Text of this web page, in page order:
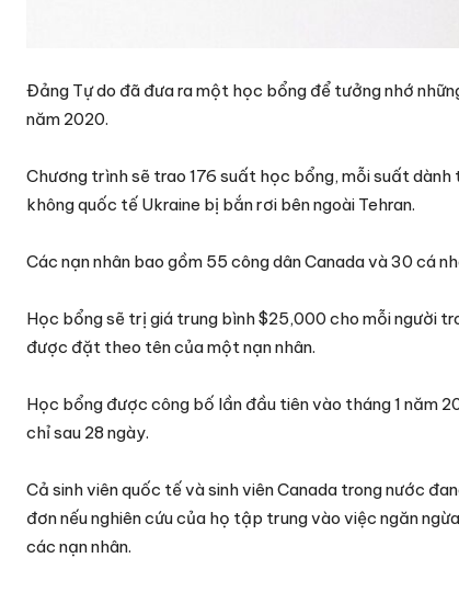
Đảng Tự do đã đưa ra một học bổng để tưởng nhớ
năm 2020.
Chương trình sẽ trao 176 suất học bổng, mỗi suất
không quốc tế Ukraine bị bắn rơi bên ngoài Tehran.
Các nạn nhân bao gồm 55 công dân Canada và 30 cá
Học bổng sẽ trị giá trung bình $25,000 cho mỗi người
được đặt theo tên của một nạn nhân.
Học bổng được công bố lần đầu tiên vào tháng 1 năm
chỉ sau 28 ngày.
Cả sinh viên quốc tế và sinh viên Canada trong nước
đơn nếu nghiên cứu của họ tập trung vào việc ngăn
các nạn nhân.